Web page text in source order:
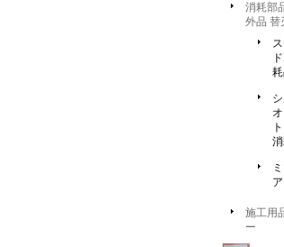
消耗部
外品 替
施工用
ー